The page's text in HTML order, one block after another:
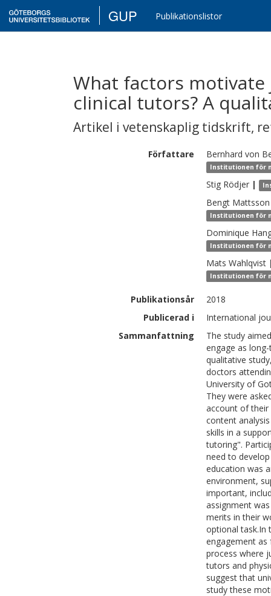
GUP Publikationslistor
What factors
clinical tutors? A
Artikel i vetenskaplig tidskrift,
Författare Bernhard von
Institutionen för
Stig Rödjer |
Bengt Mattsson
Institutionen för
Dominique
Institutionen för
Mats Wahlqvist
Institutionen för
Publikationsår
2018
Publicerad i
International
Sammanfattning
The study
engage as
qualitative
doctors
University of
They were
account of their
content
skills in a
tutoring".
need to
education was
environment,
important,
assignment
merits in their
optional task.In
engagement
process where
tutors and
suggest that
study these